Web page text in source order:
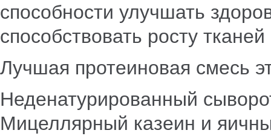
способности улучшать
способствовать росту
Лучшая протеиновая смесь
Неденатурированный
Мицеллярный казеин и